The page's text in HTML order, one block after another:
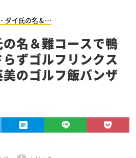
ダイ氏の名＆…
名＆難コースで鴨
ずゴルフリンクス
のゴルフ飯バンザ